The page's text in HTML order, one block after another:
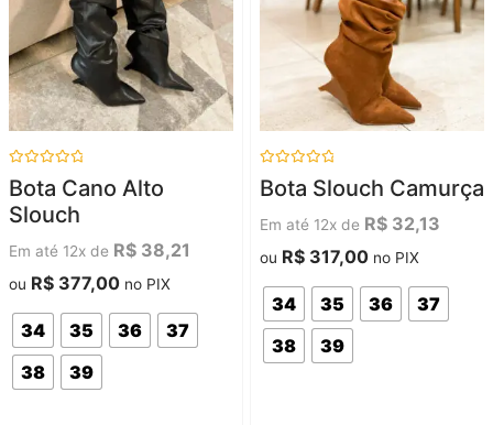
0
5
Bota Cano Alto
Slouch
Em até 12x de R$ 38,21
ou R$ 377,00 no PIX
34 35 36
37
38
39
0
Bota Slouch Camurça
Em até 12x de R$ 32,13
ou R$ 317,00 no PIX
34 35 36
37
38
39